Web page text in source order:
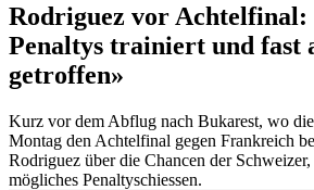
Rodriguez vor Achtelfinal:
Penaltys trainiert und fast
getroffen»
Kurz vor dem Abflug nach Bukarest, wo
Montag den Achtelfinal gegen Frankreich
Rodriguez über die Chancen der
mögliches Penaltyschiessen.